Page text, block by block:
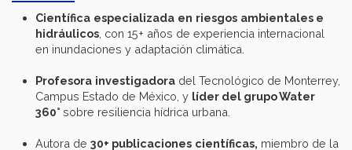
Científica especializada en riesgos ambientales e
hidráulicos , con 15+ años de experiencia internacional
en inundaciones y adaptación climática.
Profesora investigadora del Tecnológico de Monterrey,
Campus Estado de México, y líder del grupoWater
360° sobre resiliencia hídrica urbana.
Autora de 30+ publicaciones científicas, miembro de la